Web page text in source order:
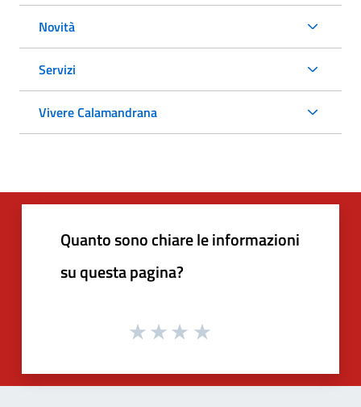
Novità
Servizi
Vivere Calamandrana
Quanto sono chiare le informazioni
su questa pagina?